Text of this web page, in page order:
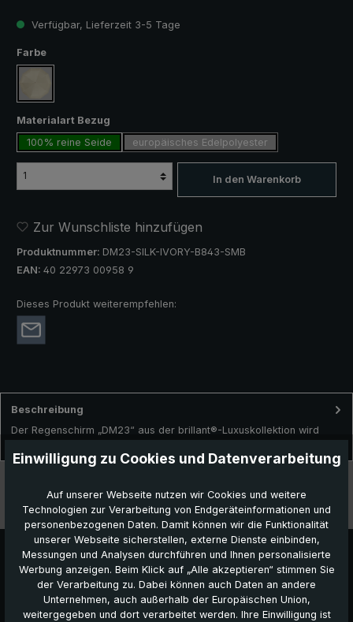
Verfügbar, Lieferzeit 3-5 Tage
Farbeauswählen
Materialart Bezug
100% reine Seide
europäisches Edelpolyester
In den Warenkorb
Zur Wunschliste hinzufügen
Produktnummer: DM23-SILK-IVORY-B843-SMB
EAN: 40 22973 00958 9
Dieses Produkt weiterempfehlen:
Beschreibung
Der Regenschirm „DM23“ aus der brillant®-Luxuskollektion wird
Besonderheiten
Das könnte Ihnen auch gefallen:
Einwilligung zu Cookies und Datenverarbeitung
Auf unserer Webseite nutzen wir Cookies und weitere
Technologien zur Verarbeitung von Endgeräteinformationen und
personenbezogenen Daten. Damit können wir die Funktionalität
unserer Webseite sicherstellen, externe Dienste einbinden,
Messungen und Analysen durchführen und Ihnen personalisierte
Werbung anzeigen. Beim Klick auf „Alle akzeptieren“ stimmen Sie
der Verarbeitung zu. Dabei können auch Daten an andere
Unternehmen, auch außerhalb der Europäischen Union,
weitergegeben und dort verarbeitet werden. Ihre Einwilligung ist